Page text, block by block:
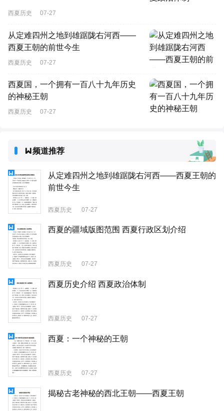
西夏历史 07-27
从定难四州之地到雄踞陇右河西——
西夏王朝的前世今生
西夏历史 07-27
西夏国，一个拥有一百八十九年历史
的神秘王朝
西夏历史 07-27
频道推荐
从定难四州之地到雄踞陇右河西——西夏王朝的
前世今生
西夏历史 07-27
西夏的疆域版图范围 西夏行政区划介绍
西夏历史 07-27
西夏历史介绍 西夏政治体制
西夏历史 07-27
西夏：一个神秘的王朝
西夏历史 07-27
揭秘古老神秘的西北王朝——西夏王朝